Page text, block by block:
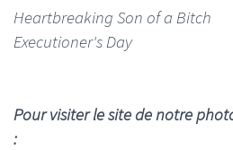
Heartbreaking Son of a Bitch
Executioner's Day
Pour visiter le site de notre
: